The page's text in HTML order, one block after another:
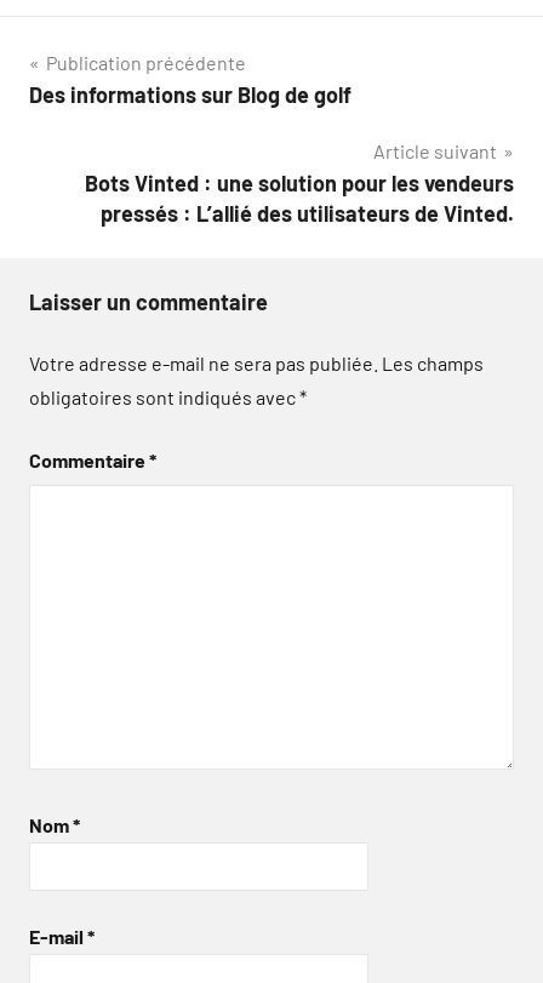
Navigation
de
Publication précédente
Des informations sur Blog de golf
Article suivant
Bots Vinted : une solution pour les vendeurs
pressés : L’allié des utilisateurs de Vinted.
Laisser un commentaire
Votre adresse e-mail ne sera pas publiée. Les champs
obligatoires sont indiqués avec*
Commentaire*
Nom*
E-mail *